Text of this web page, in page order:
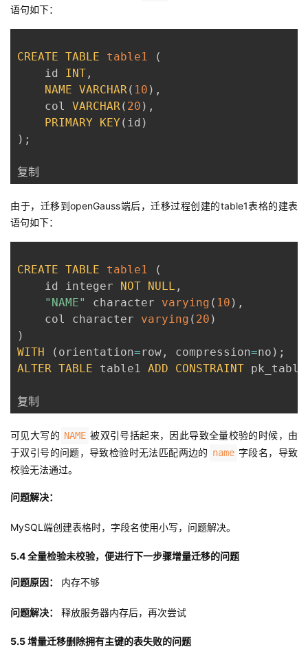
语句如下：
CREATE TABLE table1
(
    id
INT ,
NAME VARCHAR( 10 ) ,
    col
VARCHAR( 20 ) ,
PRIMARY
KEY ( id )
) ;
复制
由于，迁移到openGauss端后，迁移过程创建的table1表格的建表
语句如下：
CREATE TABLE table1
(
    id integer
NOT NULL ,
"NAME"
character varying ( 10 ) ,
    col character
varying ( 20 )
)
WITH
( orientation=row , compression=no ) ;
ALTER TABLE table1 ADD CONSTRAINT
复制
可见大写的 NAME 被双引号括起来，因此导致全量校验的时候，由
于双引号的问题，导致检验时无法匹配两边的 name 字段名，导致
校验无法通过。
问题解决：
MySQL端创建表格时，字段名使用小写，问题解决。
5.4 全量检验未校验，便进行下一步骤增量迁移的问题
问题原因： 内存不够
问题解决： 释放服务器内存后，再次尝试
5.5 增量迁移删除拥有主键的表失败的问题